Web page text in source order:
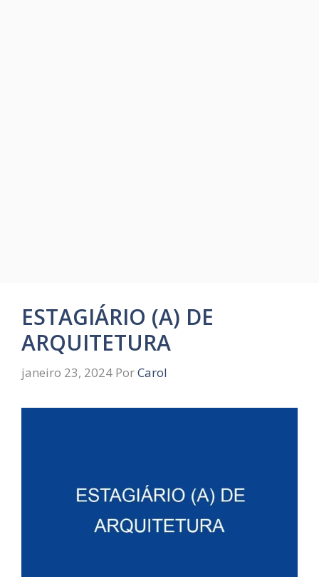
ESTAGIÁRIO (A) DE
ARQUITETURA
janeiro 23, 2024 PorCarol